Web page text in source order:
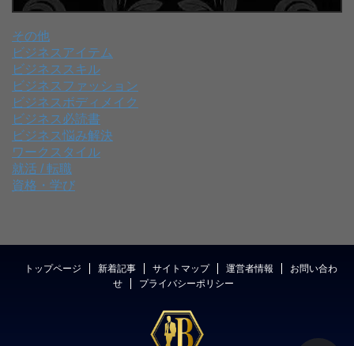
その他
ビジネスアイテム
ビジネススキル
ビジネスファッション
ビジネスボディメイク
ビジネス必読書
ビジネス悩み解決
ワークスタイル
就活 / 転職
資格・学び
トップページ 新着記事 サイトマップ 運営者情報
お問い合わ
せ
プライバシーポリシー